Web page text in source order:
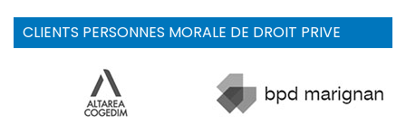
CLIENTS PERSONNES MORALE DE DROIT PRIVE